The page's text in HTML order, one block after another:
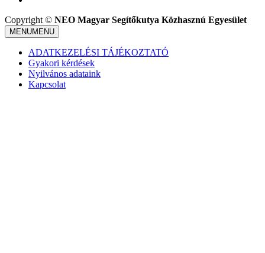
Copyright © NEO Magyar Segítőkutya Közhasznú Egyesület
MENUMENU
ADATKEZELÉSI TÁJÉKOZTATÓ
Gyakori kérdések
Nyilvános adataink
Kapcsolat